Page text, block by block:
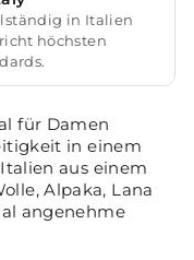
in Italien
höchsten
für Damen
in einem
aus einem
Alpaka, Lana
angenehme